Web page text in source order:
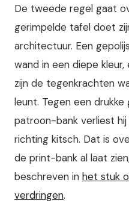
De tweede regel gaat
gerimpelde tafel doet
architectuur. Een
wand in een diepe
zijn de tegenkrachten
leunt. Tegen een
patroon-bank verliest
richting kitsch. Dat is
de print-bank al laat
beschreven in het stuk
verdringen.